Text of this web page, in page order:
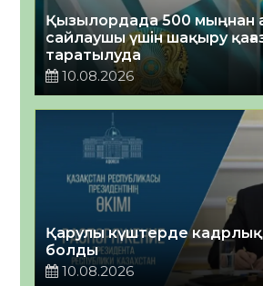
Қызылордада 500 мыңнан
сайлаушы үшін шақыру
таратылуда
10.08.2026
Қарулы күштерде кадрлық
болды
10.08.2026